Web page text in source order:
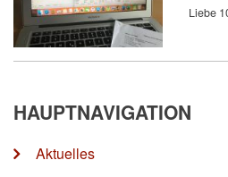
Liebe
HAUPTNAVIGATION
Aktuelles